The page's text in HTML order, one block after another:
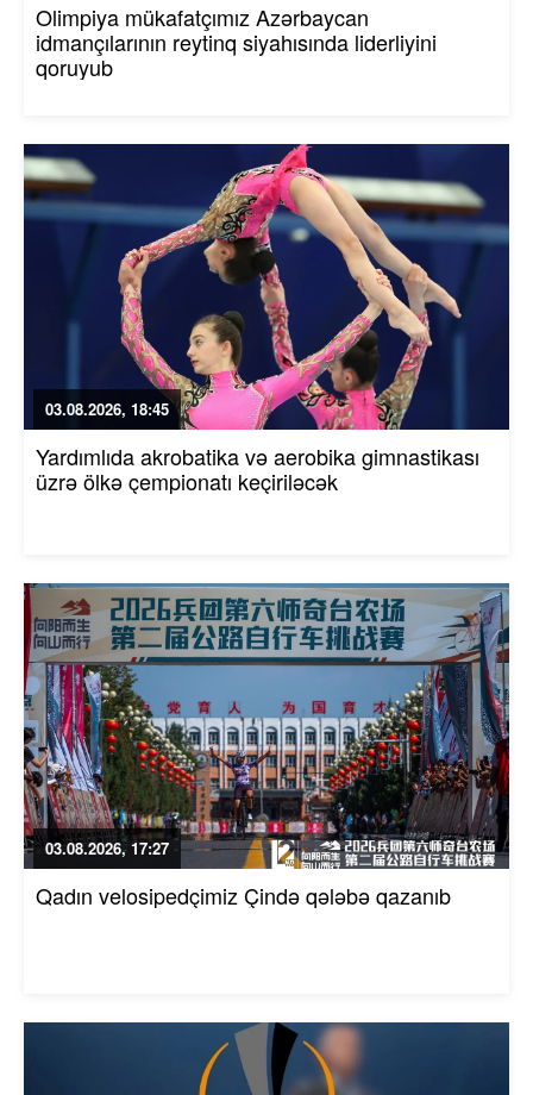
Olimpiya mükafatçımız Azərbaycan
idmançılarının reytinq siyahısında liderliyini
qoruyub
03.08.2026, 18:45
Yardımlıda akrobatika və aerobika gimnastikası
üzrə ölkə çempionatı keçiriləcək
03.08.2026, 17:27
Qadın velosipedçimiz Çində qələbə qazanıb